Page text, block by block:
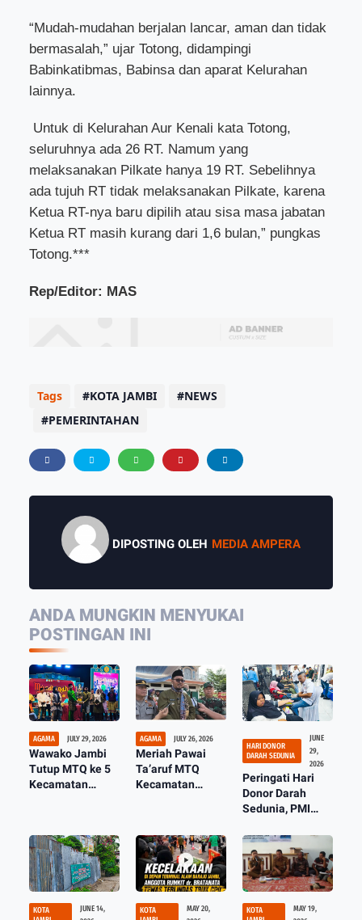
“Mudah-mudahan berjalan lancar, aman dan tidak
bermasalah,” ujar Totong, didampingi
Babinkatibmas, Babinsa dan aparat Kelurahan
lainnya.
Untuk di Kelurahan Aur Kenali kata Totong,
seluruhnya ada 26 RT. Namum yang
melaksanakan Pilkate hanya 19 RT. Sebelihnya
ada tujuh RT tidak melaksanakan Pilkate, karena
Ketua RT-nya baru dipilih atau sisa masa jabatan
Ketua RT masih kurang dari 1,6 bulan,” pungkas
Totong.***
Rep/Editor: MAS
Tags KOTA JAMBI
NEWS
PEMERINTAHAN
DIPOSTING OLEH MEDIA AMPERA
ANDA MUNGKIN MENYUKAI
POSTINGAN INI
AGAMA JULY 29, 2026
Wawako Jambi
Tutup MTQ ke 5
Kecamatan
Umum Lagi
AGAMA JULY 26, 2026
Meriah Pawai
Ta’aruf MTQ
Kecamatan
HARI DONOR
DARAH SEDUNIA
JUNE
29,
2026
Peringati Hari
Donor Darah
Sedunia, PMI
Donor Darah
Masal
KOTA
JUNE 14,
KOTA
MAY 20,
KOTA
MAY 19,